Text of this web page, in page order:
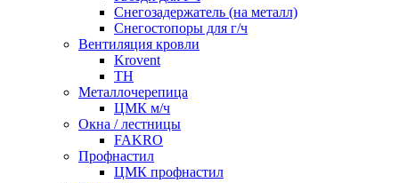
Снегозадержатель (на металл)
Снегостопоры для г/ч
Вентиляция кровли
Krovent
ТН
Металлочерепица
ЦМК м/ч
Окна / лестницы
FAKRO
Профнастил
ЦМК профнастил